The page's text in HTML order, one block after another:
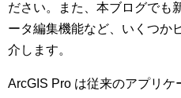
ださい。また、本ブログでも
ータ編集機能など、いくつか
介します。
ArcGIS Pro は従来のアプリ